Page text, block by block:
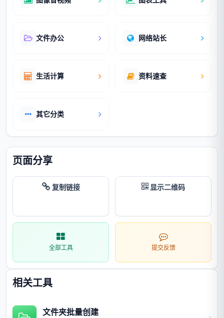
文件办公 网络站长
生活计算 资料速查
其它分类
页面分享
复制链接 显示二维码
全部工具 提交反馈
相关工具
文件夹批量创建